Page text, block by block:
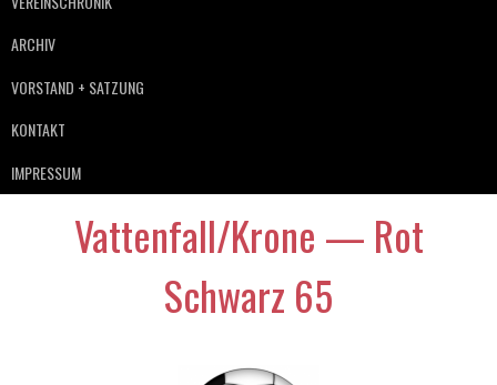
ARCHIV
VORSTAND + SATZUNG
KONTAKT
IMPRESSUM
Vattenfall/Krone — Rot
Schwarz 65